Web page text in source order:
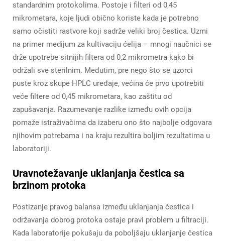
standardnim protokolima. Postoje i filteri od 0,45
mikrometara, koje ljudi obično koriste kada je potrebno
samo očistiti rastvore koji sadrže veliki broj čestica. Uzmi
na primer medijum za kultivaciju ćelija – mnogi naučnici se
drže upotrebe sitnijih filtera od 0,2 mikrometra kako bi
održali sve sterilnim. Međutim, pre nego što se uzorci
puste kroz skupe HPLC uređaje, većina će prvo upotrebiti
veće filtere od 0,45 mikrometara, kao zaštitu od
zapušavanja. Razumevanje razlike između ovih opcija
pomaže istraživačima da izaberu ono što najbolje odgovara
njihovim potrebama i na kraju rezultira boljim rezultatima u
laboratoriji.
Uravnotežavanje uklanjanja čestica sa
brzinom protoka
Postizanje pravog balansa između uklanjanja čestica i
održavanja dobrog protoka ostaje pravi problem u filtraciji.
Kada laboratorije pokušaju da poboljšaju uklanjanje čestica